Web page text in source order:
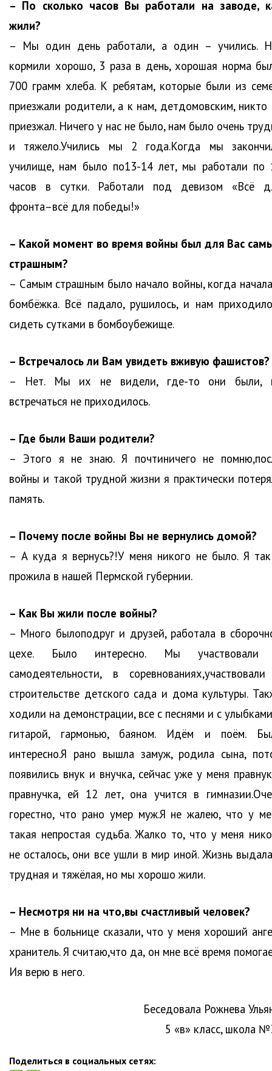
– По сколько часов Вы работали на заводе,
жили?
– Мы один день работали, а один – учились.
кормили хорошо, 3 раза в день, хорошая норма
700 грамм хлеба. К ребятам, которые были из
приезжали родители, а к нам, детдомовским, никто
приезжал. Ничего у нас не было, нам было очень
и тяжело.Учились мы 2 года.Когда мы
училище, нам было по13-14 лет, мы работали по
часов в сутки. Работали под девизом «Всё
фронта–всё для победы!»
– Какой момент во время войны был для Вас
страшным?
– Самым страшным было начало войны, когда
бомбёжка. Всё падало, рушилось, и нам
сидеть сутками в бомбоубежище.
– Встречалось ли Вам увидеть вживую фашистов?
– Нет. Мы их не видели, где-то они были,
встречаться не приходилось.
– Где были Ваши родители?
– Этого я не знаю. Я почтиничего не
войны и такой трудной жизни я практически
память.
– Почему после войны Вы не вернулись домой?
– А куда я вернусь?!У меня никого не было. Я
прожила в нашей Пермской губернии.
– Как Вы жили после войны?
– Много былоподруг и друзей, работала в
цехе. Было интересно. Мы
самодеятельности, в
строительстве детского сада и дома культуры.
ходили на демонстрации, все с песнями и с
гитарой, гармонью, баяном. Идём и поём.
интересно.Я рано вышла замуж, родила сына,
появились внук и внучка, сейчас уже у меня
правнучка, ей 12 лет, она учится в
горестно, что рано умер муж.Я не жалею, что у
такая непростая судьба. Жалко то, что у меня
не осталось, они все ушли в мир иной. Жизнь
трудная и тяжёлая, но мы хорошо жили.
– Несмотря ни на что,вы счастливый человек?
– Мне в больнице сказали, что у меня хороший
хранитель. Я считаю,что да, он мне всё время
Ия верю в него.
Беседовала Рожнева
5 «в» класс, школа
Поделиться в социальных сетях: